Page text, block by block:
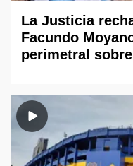
La Justicia
Facundo
perimetral